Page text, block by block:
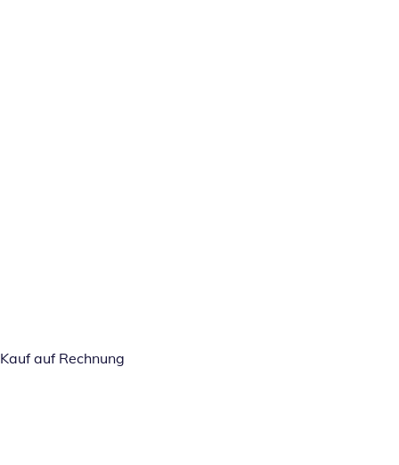
Kauf auf Rechnung